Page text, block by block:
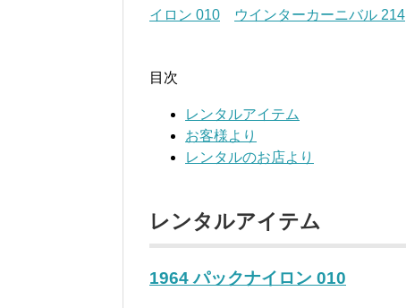
イロン 010
ウインターカーニバル 214
目次
レンタルアイテム
お客様より
レンタルのお店より
レンタルアイテム
1964 パックナイロン 010